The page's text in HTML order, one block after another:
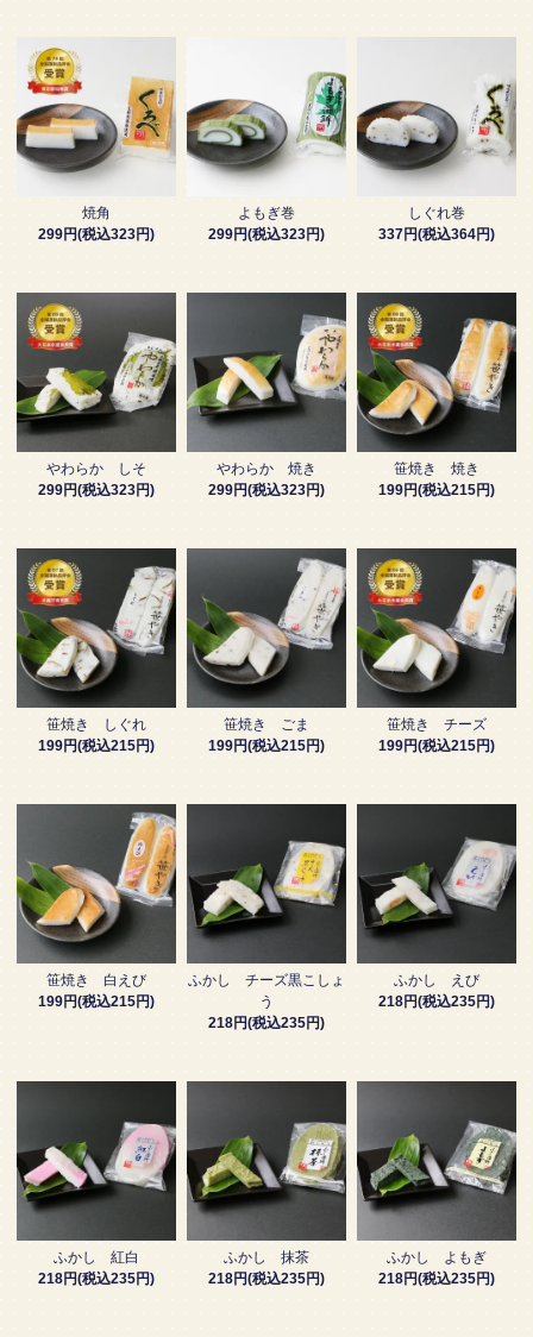
焼角
299円(税込323円)
よもぎ巻
299円(税込323円)
しぐれ巻
337円(税込364円)
やわらか しそ
299円(税込323円)
やわらか 焼き
299円(税込323円)
笹焼き 焼き
199円(税込215円)
笹焼き しぐれ
199円(税込215円)
笹焼き ごま
199円(税込215円)
笹焼き チーズ
199円(税込215円)
笹焼き 白えび
199円(税込215円)
ふかし チーズ黒こしょ
う
218円(税込235円)
ふかし えび
218円(税込235円)
ふかし 紅白
218円(税込235円)
ふかし 抹茶
218円(税込235円)
ふかし よもぎ
218円(税込235円)